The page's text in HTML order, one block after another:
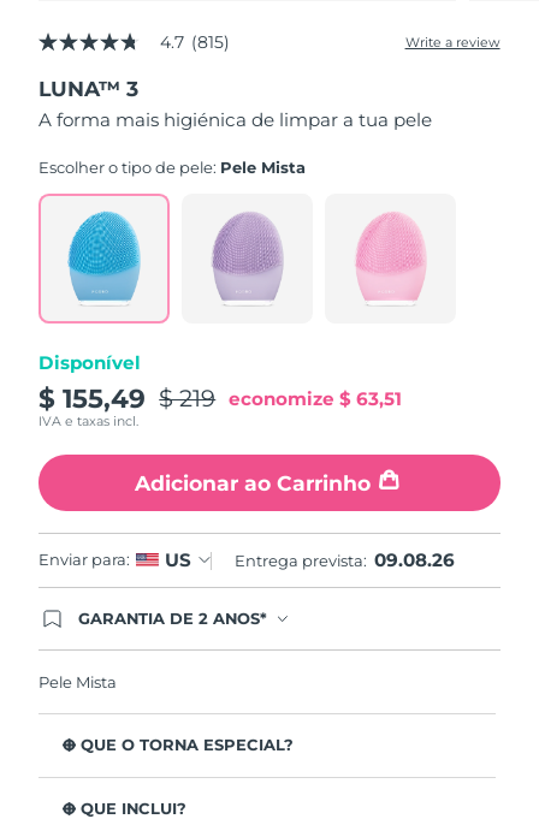
4.7
of
5
stars,
rating
Read
Reviews.
Same
page
link.
4.7 (815) Write a review
LUNA™ 3
A forma mais higiénica de limpar a tua pele
Escolher o tipo de pele: Pele Mista
Disponível
$ 155,49 $ 219 economize$ 63,51
IVA e taxas incl.
Adicionar ao Carrinho
Enviar para: US Entrega prevista: 09.08.26
GARANTIA DE 2 ANOS*
significa que se você tiver qualquer problema até
produto gratuitamente.*exceto pelo Luna FOFO
e Luna Play plus cuja garantia é de 90 dias.
Pele Mista
O QUE O TORNA ESPECIAL?
impurezas, sebo e resíduos de maquilhagem da pele.
O QUE INCLUI?